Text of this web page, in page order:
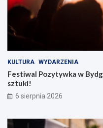
KULTURA WYDARZENIA
Festiwal Pozytywka w
sztuki!
6 sierpnia 2026